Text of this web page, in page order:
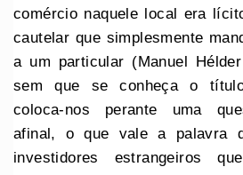
comércio naquele local era
cautelar que simplesmente
a um particular (Manuel
sem que se conheça o
coloca-nos perante uma
afinal, o que vale a palavra
investidores estrangeiros